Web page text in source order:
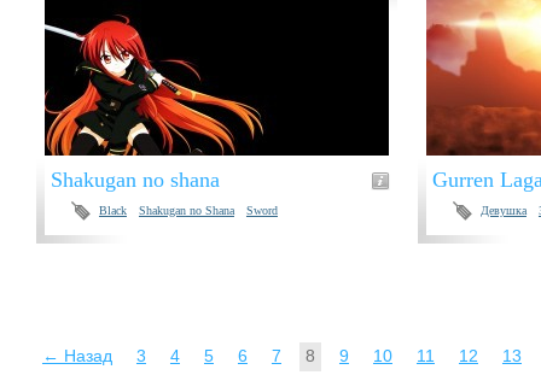
Shakugan no shana
Black Shakugan no Shana Sword
Gurren
Девушка
← Назад 3 4 5 6 7 8 9 10 11 12 13